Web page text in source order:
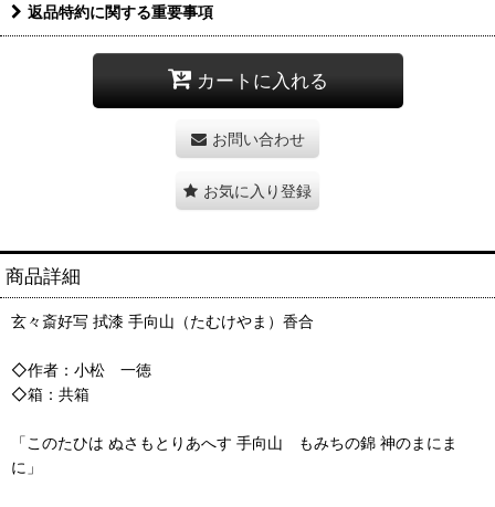
返品特約に関する重要事項
カートに入れる
お問い合わせ
お気に入り登録
商品詳細
玄々斎好写 拭漆 手向山（たむけやま）香合
◇作者：小松 一徳
◇箱：共箱
「このたひは ぬさもとりあへす 手向山 もみちの錦 神のまにま
に」